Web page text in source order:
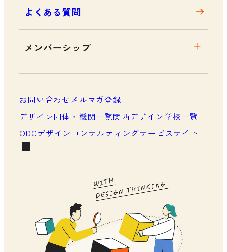
よくある質問
メンバーシップ
メンバーシップについて
お問い合わせメルマガ登録
デザイン団体・機関一覧関西デザイン学校一覧
ODCデザインコンサルティングサービスサイト